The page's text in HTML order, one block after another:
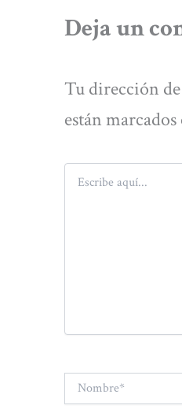
Deja un
Tu dirección
están
Escribe
aquí...
Nombre*